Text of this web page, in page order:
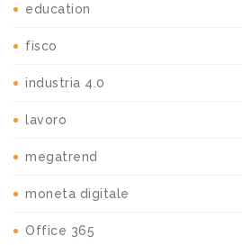
education
fisco
industria 4.0
lavoro
megatrend
moneta digitale
Office 365